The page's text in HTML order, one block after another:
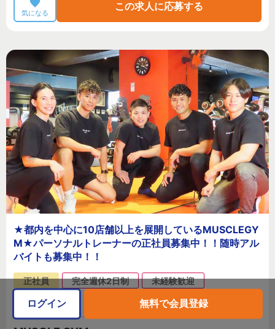
気になる
この求人に応募する
★都内を中心に10店舗以上を展開しているMUSCLEGY
M★パーソナルトレーナーの正社員募集中！！随時アル
バイトも募集中！！
正社員 完全週休2日制
未経験歓迎
新卒歓迎
ログイン 無料で会員登録